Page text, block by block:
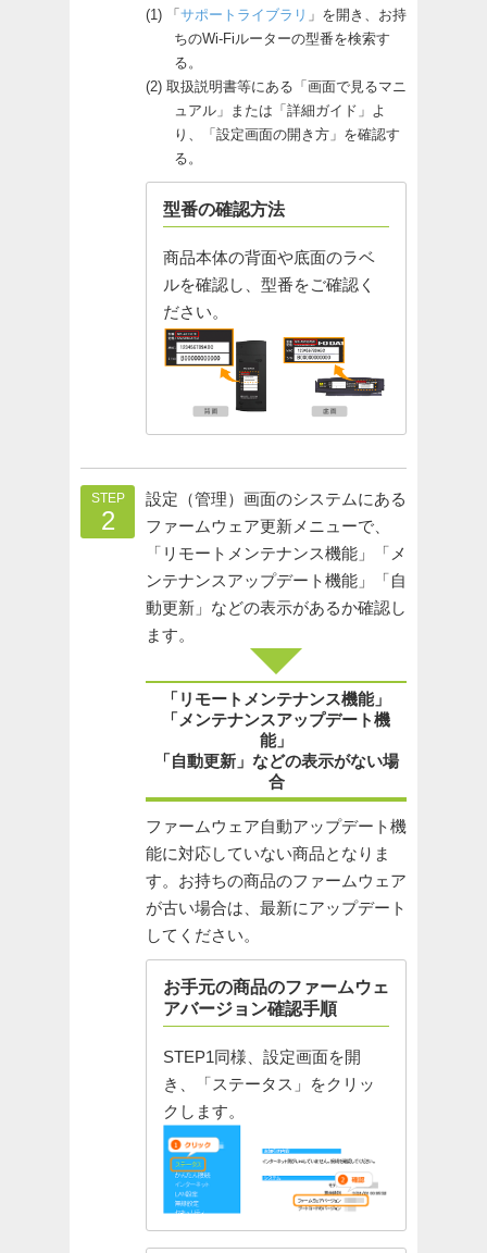
「サポートライブラリ 」を開き、お持
ちのWi-Fiルーターの型番を検索す
る。
取扱説明書等にある「画面で見るマニ
ュアル」または「詳細ガイド」よ
り、「設定画面の開き方」を確認す
る。
型番の確認方法
商品本体の背面や底面のラベ
ルを確認し、型番をご確認く
ださい。
STEP
2
設定（管理）画面のシステムにある
ファームウェア更新メニューで、
「リモートメンテナンス機能」「メ
ンテナンスアップデート機能」「自
動更新」などの表示があるか確認し
ます。
「リモートメンテナンス機能」
「メンテナンスアップデート機
能」
「自動更新」などの表示がない場
合
ファームウェア自動アップデート機
能に対応していない商品となりま
す。お持ちの商品のファームウェア
が古い場合は、最新にアップデート
してください。
お手元の商品のファームウェ
アバージョン確認手順
STEP1同様、設定画面を開
き、「ステータス」をクリッ
クします。